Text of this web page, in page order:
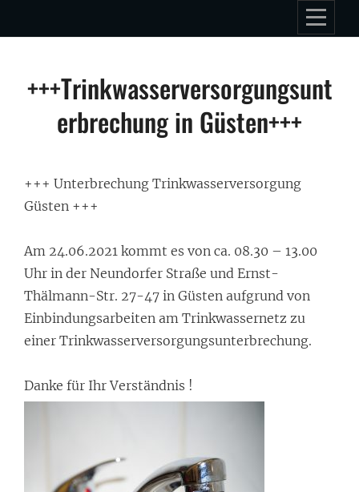
to
+++Trinkwasserversorgungsunt
erbrechung in Güsten+++
+++ Unterbrechung Trinkwasserversorgung
Güsten +++
Am 24.06.2021 kommt es von ca. 08.30 – 13.00
Uhr in der Neundorfer Straße und Ernst-
Thälmann-Str. 27-47 in Güsten aufgrund von
Einbindungsarbeiten am Trinkwassernetz zu
einer Trinkwasserversorgungsunterbrechung.
Danke für Ihr Verständnis !
Beitragsnavigation